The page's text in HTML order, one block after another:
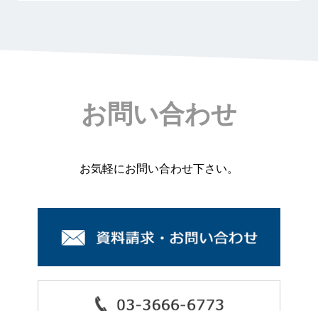
お問い合わせ
お気軽にお問い合わせ下さい。